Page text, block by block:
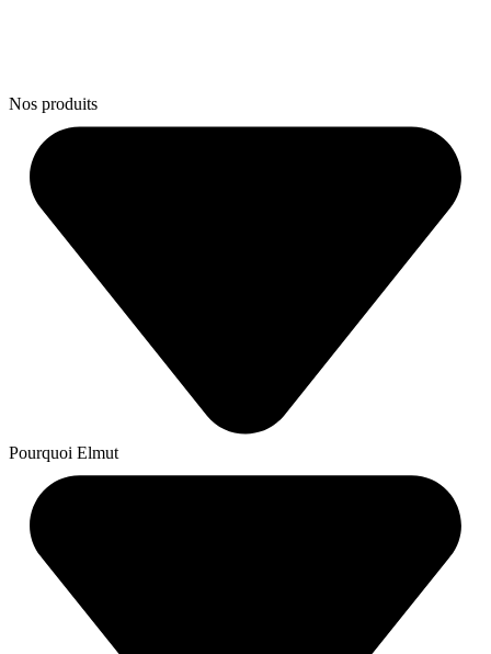
Nos produits
Pourquoi Elmut